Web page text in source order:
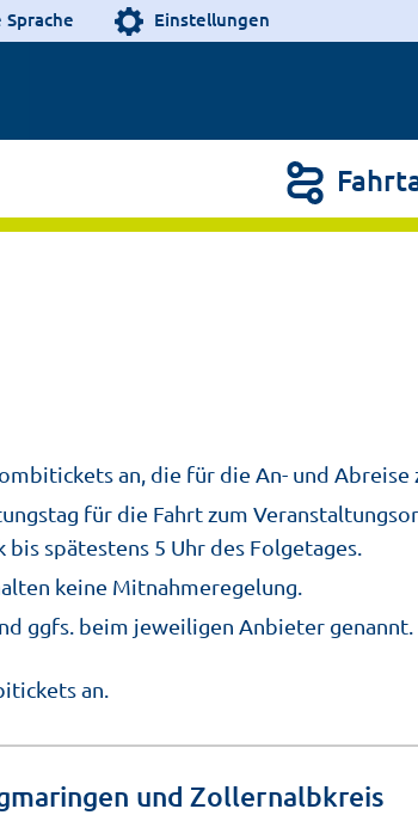
Einstellungen
an, die für die An- und Abreise
für die Fahrt zum
spätestens 5 Uhr des Folgetages.
keine Mitnahmeregelung.
ggfs. beim jeweiligen Anbieter genannt.
an.
und Zollernalbkreis